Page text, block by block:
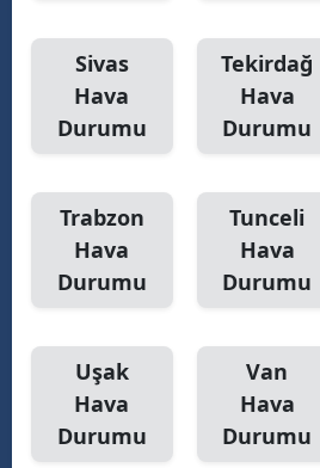
Sivas
Hava
Durumu
Tekirdağ
Hava
Durumu
Trabzon
Hava
Durumu
Tunceli
Hava
Durumu
Uşak
Hava
Durumu
Van
Hava
Durumu